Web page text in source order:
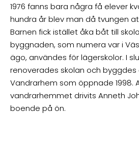
1976 fanns bara några få elever
hundra år blev man då tvungen
Barnen fick istället åka båt till
byggnaden, som numera var i
ägo, användes för lägerskolor. I
renoverades skolan och byggdes
Vandrarhem som öppnade 1998.
vandrarhemmet drivits Anneth
boende på ön.